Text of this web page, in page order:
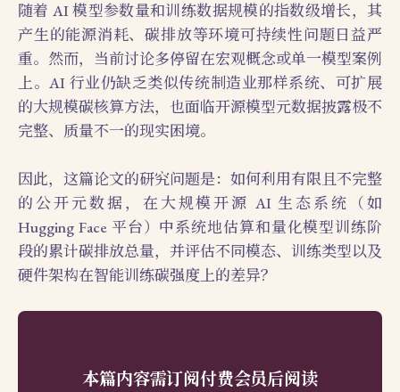
随着 AI 模型参数量和训练数据规模的指数级增长，其
产生的能源消耗、碳排放等环境可持续性问题日益严
重。然而，当前讨论多停留在宏观概念或单一模型案例
上。AI 行业仍缺乏类似传统制造业那样系统、可扩展
的大规模碳核算方法，也面临开源模型元数据披露极不
完整、质量不一的现实困境。
因此，这篇论文的研究问题是：如何利用有限且不完整
的公开元数据，在大规模开源 AI 生态系统（如
Hugging Face 平台）中系统地估算和量化模型训练阶
段的累计碳排放总量，并评估不同模态、训练类型以及
硬件架构在智能训练碳强度上的差异？
本篇内容需订阅付费会员后阅读